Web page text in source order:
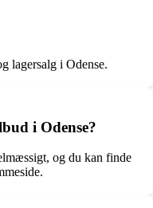
lagersalg i Odense.
i Odense?
og du kan finde